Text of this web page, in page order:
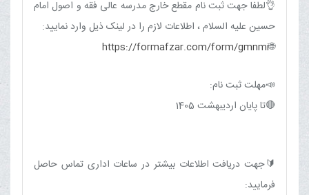
👌لطفا جهت ثبت نام مقطع خارج مدرسه عالی فقه و اصول امام
حسین علیه السلام ، اطلاعات لازم را در لینک ذیل وارد نمایید:
🌐
https://formafzar.com/form/gmnmi
📣مهلت ثبت نام:
🔴تا پایان اردیبهشت 1405
🔰جهت دریافت اطلاعات بیشتر در ساعات اداری تماس حاصل
فرمایید: